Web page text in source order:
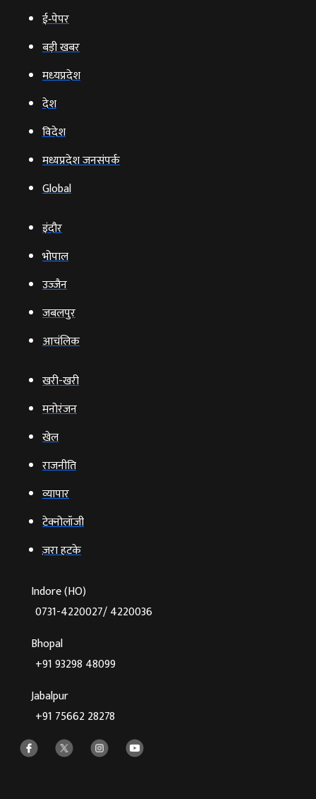
ई‑पेपर
बड़ी खबर
मध्‍यप्रदेश
देश
विदेश
मध्यप्रदेश जनसंपर्क
Global
इंदौर
भोपाल
उज्‍जैन
जबलपुर
आचंलिक
खरी-खरी
मनोरंजन
खेल
राजनीति
व्‍यापार
टेक्‍नोलॉजी
ज़रा हटके
Indore (HO)
0731-4220027/ 4220036
Bhopal
+91 93298 48099
Jabalpur
+91 75662 28278